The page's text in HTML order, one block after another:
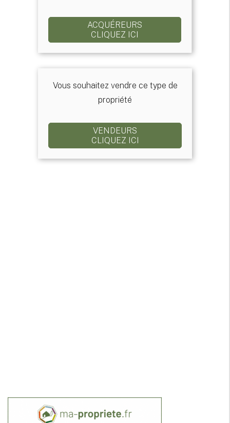
ACQUÉREURS
CLIQUEZ ICI
Vous souhaitez vendre ce type de
propriété
VENDEURS
CLIQUEZ ICI